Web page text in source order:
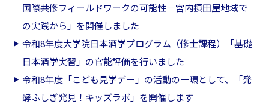
国際共修フィールドワークの可能性―宮内摂田屋地域で
の実践から」を開催しました
令和8年度大学院日本酒学プログラム（修士課程）「基礎
日本酒学実習」の官能評価を行いました
令和8年度「こども見学デー」の活動の一環として、「発
酵ふしぎ発見！キッズラボ」を開催します